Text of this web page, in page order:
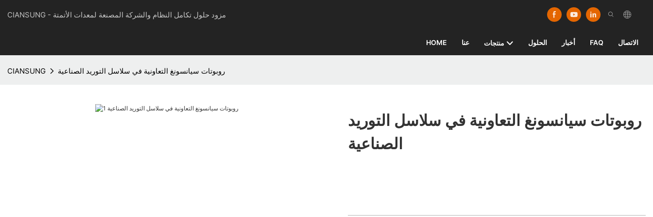
CIANSUNG - مزود حلول تكامل النظام والشركة المصنعة لمعدات الأتمتة
HOME عنا منتجات الحلول أخبار FAQ الاتصال
CIANSUNG روبوتات سيانسونغ التعاونية في سلاسل التوريد الصناعية
روبوتات سيانسونغ التعاونية في سلاسل التوريد
الصناعية